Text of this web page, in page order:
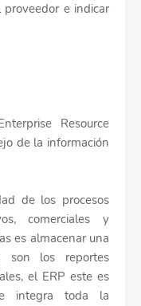
e indicar
Resource
de la información
de los procesos
comerciales y
es almacenar una
son los reportes
el ERP este es
integra toda la